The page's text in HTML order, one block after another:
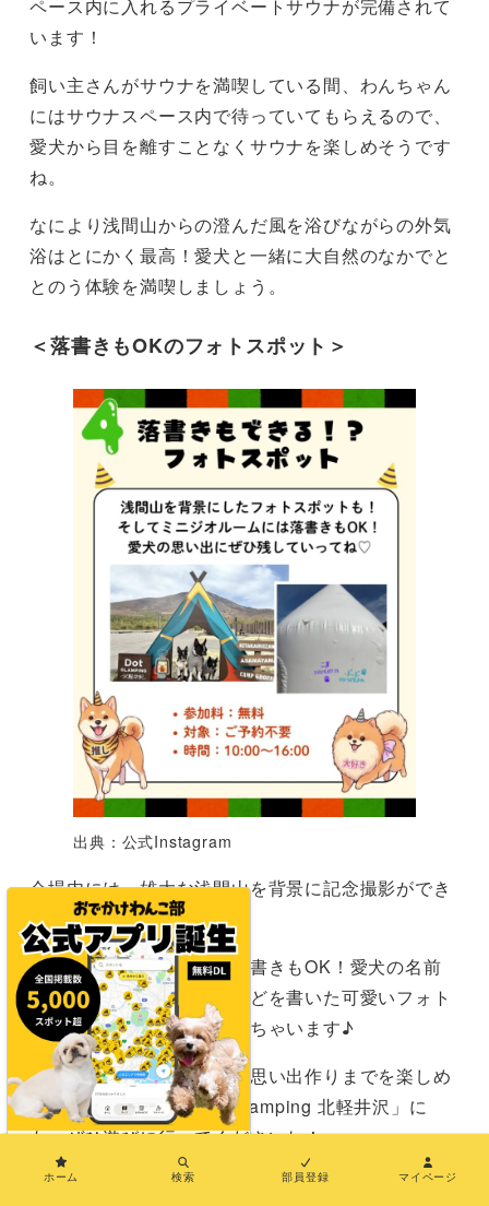
ペース内に入れるプライベートサウナが完備されて
います！
飼い主さんがサウナを満喫している間、わんちゃん
にはサウナスペース内で待っていてもらえるので、
愛犬から目を離すことなくサウナを楽しめそうです
ね。
なにより浅間山からの澄んだ風を浴びながらの外気
浴はとにかく最高！愛犬と一緒に大自然のなかでと
とのう体験を満喫しましょう。
＜落書きもOKのフォトスポット＞
出典：公式Instagram
会場内には、雄大な浅間山を背景に記念撮影ができ
るフォトスポットも設置。
さらにミニジオルームは落書きもOK！愛犬の名前
や誕生日、推しポイントなどを書いた可愛いフォト
スポットでの撮影も楽しめちゃいます♪
当日はアウトドア体験から思い出作りまでを楽しめ
るサテライト会場「Dot Glamping 北軽井沢」に
も、ぜひ遊びに行ってくださいね！
ホーム 検索 部員登録 マイページ